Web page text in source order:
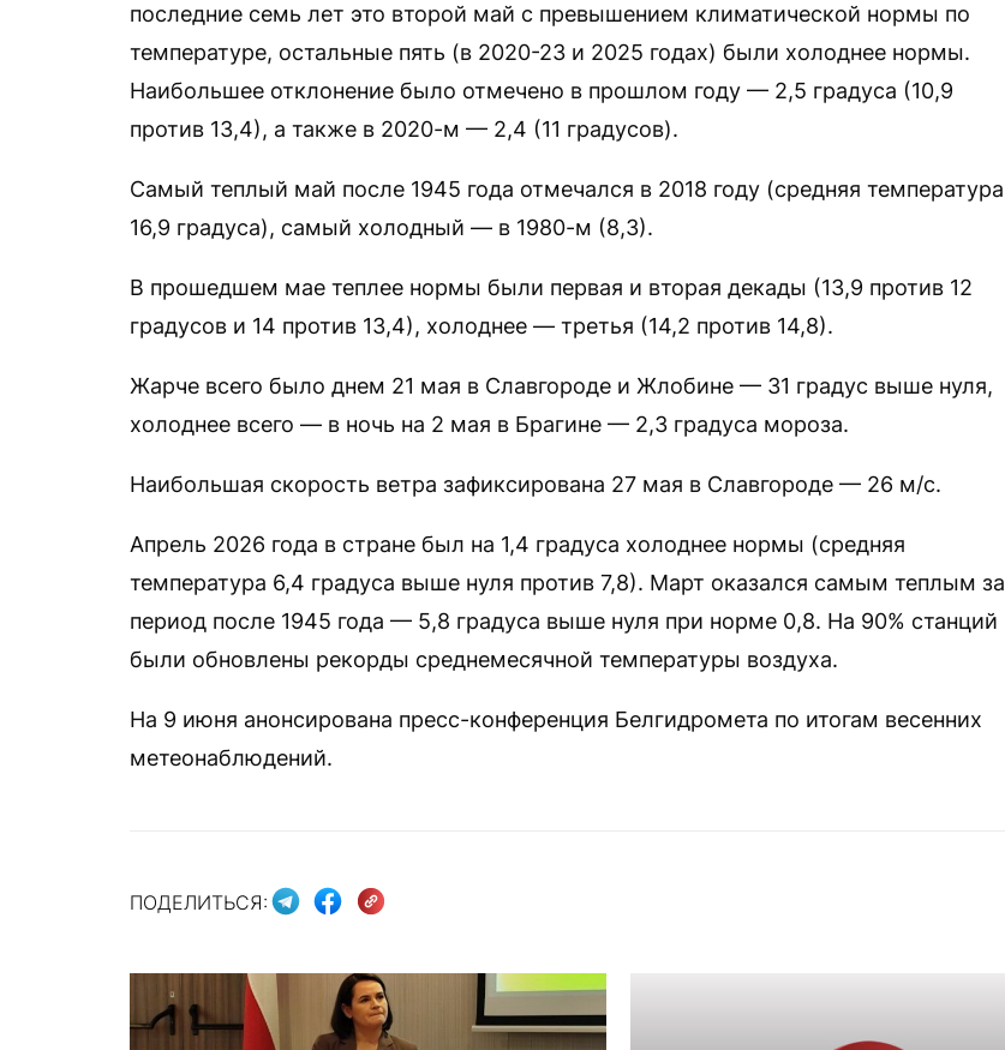
последние семь лет это второй май с превышением климатической нормы по
температуре, остальные пять (в 2020-23 и 2025 годах) были холоднее нормы.
Наибольшее отклонение было отмечено в прошлом году — 2,5 градуса (10,9
против 13,4), а также в 2020-м — 2,4 (11 градусов).
Самый теплый май после 1945 года отмечался в 2018 году (средняя температура
16,9 градуса), самый холодный — в 1980-м (8,3).
В прошедшем мае теплее нормы были первая и вторая декады (13,9 против 12
градусов и 14 против 13,4), холоднее — третья (14,2 против 14,8).
Жарче всего было днем 21 мая в Славгороде и Жлобине — 31 градус выше нуля,
холоднее всего — в ночь на 2 мая в Брагине — 2,3 градуса мороза.
Наибольшая скорость ветра зафиксирована 27 мая в Славгороде — 26 м/c.
Апрель 2026 года в стране был на 1,4 градуса холоднее нормы (средняя
температура 6,4 градуса выше нуля против 7,8). Март оказался самым теплым за
период после 1945 года — 5,8 градуса выше нуля при норме 0,8. На 90% станций
были обновлены рекорды среднемесячной температуры воздуха.
На 9 июня анонсирована пресс-конференция Белгидромета по итогам весенних
метеонаблюдений.
ПОДЕЛИТЬСЯ: